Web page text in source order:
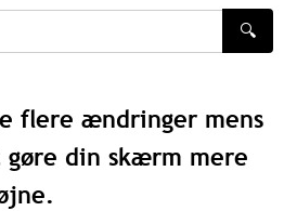
🔍
flere ændringer mens
din skærm mere